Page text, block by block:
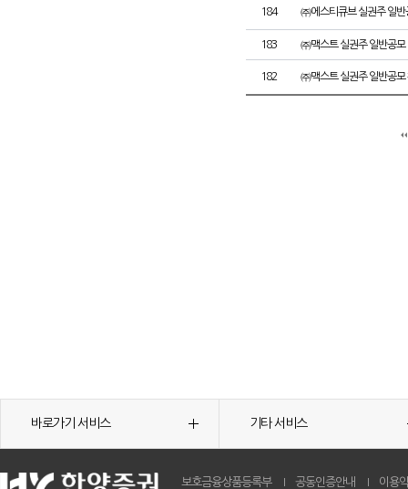
184 ㈜에스티큐브 실권주 일반
183 ㈜맥스트 실권주 일반공모
182 ㈜맥스트 실권주 일반공모
바로가기 서비스 기타 서비스
보호금융상품등록부 공동인증안내 이용